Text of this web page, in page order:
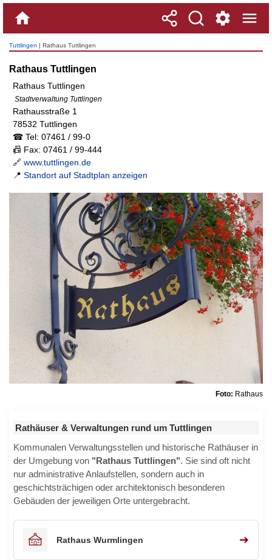
Tuttlingen | Rathaus Tuttlingen
Rathaus Tuttlingen
Rathaus Tuttlingen
Stadtverwaltung Tuttlingen
Rathausstraße 1
78532 Tuttlingen
☎ Tel: 07461 / 99-0
📠 Fax: 07461 / 99-444
🔗 www.tuttlingen.de
📍 Standort auf Stadtplan anzeigen
Foto: Rathaus
Rathäuser & Verwaltungen rund um Tuttlingen
Kommunalen Verwaltungsstellen und historische Rathäuser in
der Umgebung von "Rathaus Tuttlingen". Sie sind oft nicht
nur administrative Anlaufstellen, sondern auch in
geschichtsträchigen oder architektonisch besonderen
Gebäuden der jeweiligen Orte untergebracht.
Rathaus Wurmlingen ➔